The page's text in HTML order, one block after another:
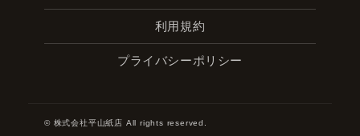
利用規約
プライバシーポリシー
© 株式会社平山紙店 All rights reserved.